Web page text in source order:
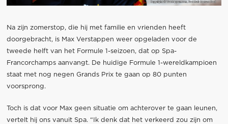
Na zijn zomerstop, die hij met familie en vrienden heeft
doorgebracht, is Max Verstappen weer opgeladen voor de
tweede helft van het Formule 1-seizoen, dat op Spa-
Francorchamps aanvangt. De huidige Formule 1-wereldkampioen
staat met nog negen Grands Prix te gaan op 80 punten
voorsprong.
Toch is dat voor Max geen situatie om achterover te gaan leunen,
vertelt hij ons vanuit Spa. “Ik denk dat het verkeerd zou zijn om